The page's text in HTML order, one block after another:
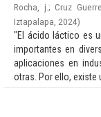
Rocha, j. ;Cruz
Iztapalapa 2024)
"El ácido láctico es
importantes en
aplicaciones en
otras. Por ello, existe